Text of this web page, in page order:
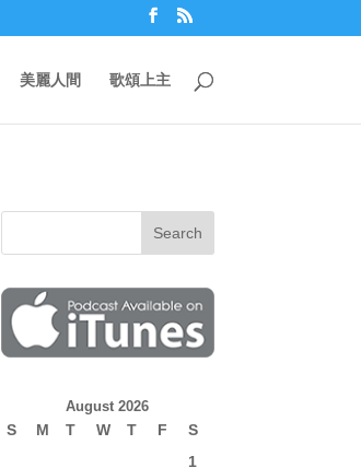
美麗人間 歌頌上主
August 2026
S M T W T F
S
1